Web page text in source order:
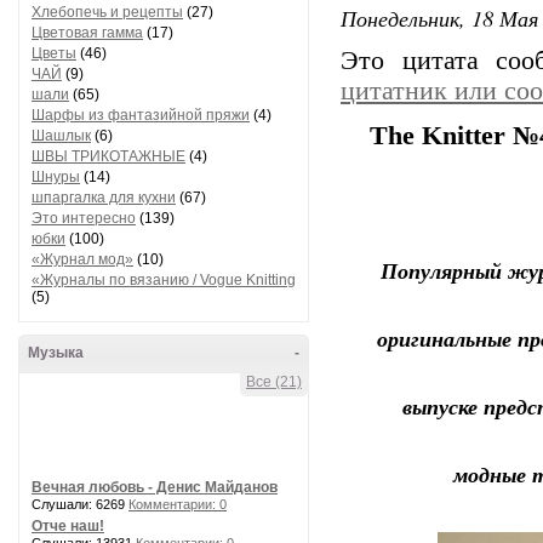
Хлебопечь и рецепты (27)
Цветовая гамма (17)
Цветы (46)
ЧАЙ (9)
шали (65)
Шарфы из фантазийной пряжи (4)
Шашлык (6)
ШВЫ ТРИКОТАЖНЫЕ (4)
Шнуры (14)
шпаргалка для кухни (67)
Это интересно (139)
юбки (100)
«Журнал мод» (10)
«Журналы по вязанию / Vogue Knitting
(5)
-
Музыка
Все (21)
Вечная любовь - Денис Майданов
Слушали: 6269 Комментарии: 0
Отче наш!
Понедельник, 18
Это цитата
цитатник или
The Knitter
Популярный
оригинальные
выпуске
модные